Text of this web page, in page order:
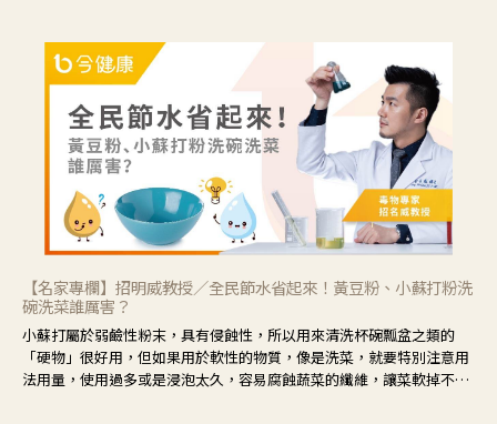
候就要使用菊花、金銀花來治療；假如單純的眼睛乾澀，結膜沒有紅，
眼睛周圍沒有眼屎，這種情況是屬於「陰虛」，就可以使用枸杞、蓮
藕、麥門冬、山藥等比較滋潤的藥材，效果就更顯著。
【名家專欄】招明威教授／全民節水省起來！黃豆粉、小蘇打粉洗
碗洗菜誰厲害？
小蘇打屬於弱鹼性粉末，具有侵蝕性，所以用來清洗杯碗瓢盆之類的
「硬物」很好用，但如果用於軟性的物質，像是洗菜，就要特別注意用
法用量，使用過多或是浸泡太久，容易腐蝕蔬菜的纖維，讓菜軟掉不清